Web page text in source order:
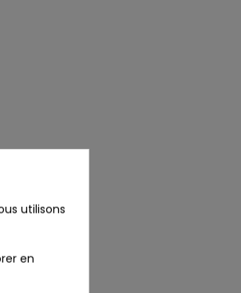
utilisons
en